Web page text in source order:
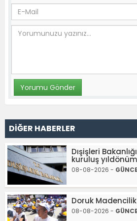
DİĞER HABERLER
Dışişleri
kuruluş
08-08-2026 -
Doruk
08-08-2026 -